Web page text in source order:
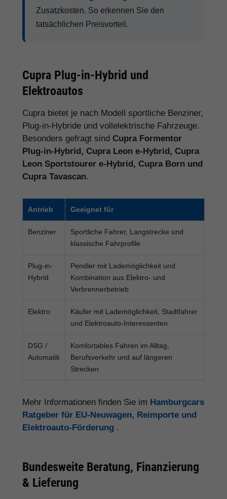
Zusatzkosten. So erkennen Sie den
tatsächlichen Preisvorteil.
Cupra Plug-in-Hybrid und
Elektroautos
Cupra bietet je nach Modell sportliche Benziner,
Plug-in-Hybride und vollelektrische Fahrzeuge.
Besonders gefragt sind Cupra Formentor
Plug-in-Hybrid, Cupra Leon e-Hybrid, Cupra
Leon Sportstourer e-Hybrid, Cupra Born und
Cupra Tavascan.
Antrieb Geeignet für
Benziner
Sportliche Fahrer, Langstrecke und
klassische Fahrprofile
Plug-in-
Hybrid
Pendler mit Lademöglichkeit und
Kombination aus Elektro- und
Verbrennerbetrieb
Elektro
Käufer mit Lademöglichkeit, Stadtfahrer
und Elektroauto-Interessenten
DSG /
Automatik
Komfortables Fahren im Alltag,
Berufsverkehr und auf längeren
Strecken
Mehr Informationen finden Sie im Hamburgcars
Ratgeber für EU-Neuwagen, Reimporte und
Elektroauto-Förderung .
Bundesweite Beratung, Finanzierung
& Lieferung